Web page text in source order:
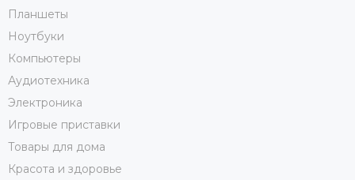
Планшеты
Ноутбуки
Компьютеры
Аудиотехника
Электроника
Игровые приставки
Товары для дома
Красота и здоровье